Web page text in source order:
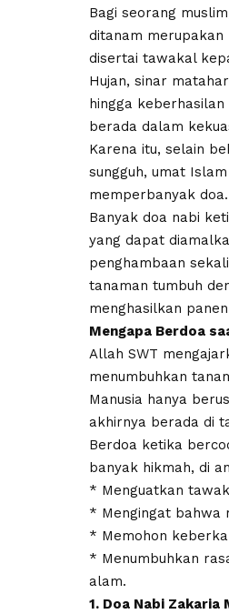
Bagi seorang
ditanam
disertai tawakal
Hujan, sinar
hingga
berada dalam
Karena itu, selain
sungguh, umat
memperbanyak doa.
Banyak doa nabi
yang dapat
penghambaan
tanaman tumbuh
menghasilkan
Mengapa Berdoa
Allah SWT
menumbuhkan
Manusia hanya
akhirnya berada di
Berdoa ketika
banyak hikmah, di
* Menguatkan
* Mengingat bahwa
* Memohon
* Menumbuhkan
alam.
1. Doa Nabi Zakaria